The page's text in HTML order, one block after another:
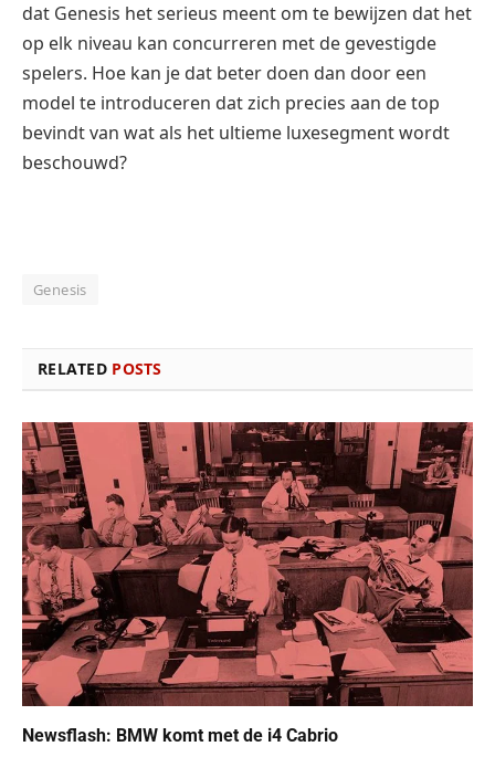
dat Genesis het serieus meent om te bewijzen dat het
op elk niveau kan concurreren met de gevestigde
spelers. Hoe kan je dat beter doen dan door een
model te introduceren dat zich precies aan de top
bevindt van wat als het ultieme luxesegment wordt
beschouwd?
Genesis
RELATED POSTS
Newsflash: BMW komt met de i4 Cabrio